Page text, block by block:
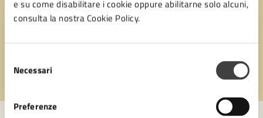
e su come disabilitare i cookie oppure abilitarne solo alcuni,
consulta la nostra Cookie Policy.
delNecessari
Preferenze
Quanto sono chiare le informazioni su questa